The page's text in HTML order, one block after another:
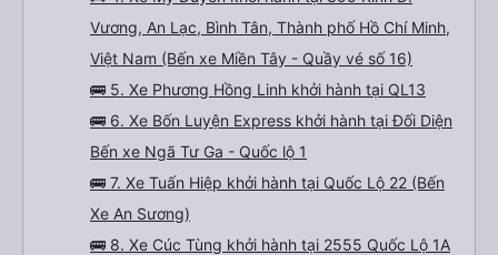
Vương, An Lạc, Bình Tân, Thành phố Hồ Chí Minh,
Việt Nam (Bến xe Miền Tây - Quầy vé số 16)
🚌 5. Xe Phương Hồng Linh khởi hành tại QL13
🚌 6. Xe Bốn Luyện Express khởi hành tại Đối Diện
Bến xe Ngã Tư Ga - Quốc lộ 1
🚌 7. Xe Tuấn Hiệp khởi hành tại Quốc Lộ 22 (Bến
Xe An Sương)
🚌 8. Xe Cúc Tùng khởi hành tại 2555 Quốc Lộ 1A